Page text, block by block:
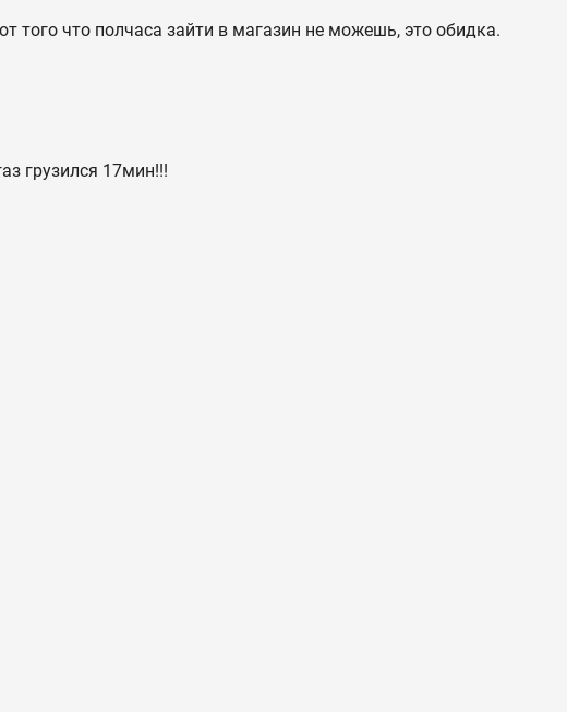
того что полчаса зайти в магазин не можешь, это обидка.
грузился 17мин!!!